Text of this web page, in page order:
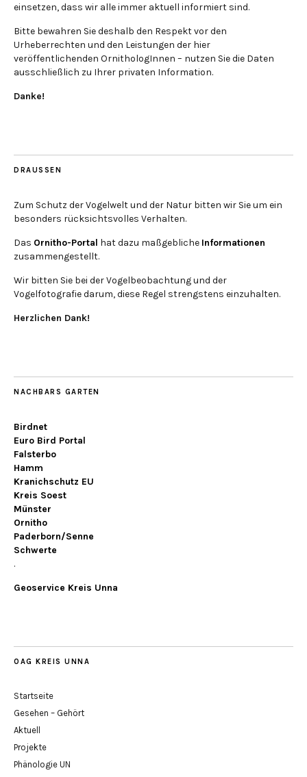
einsetzen, dass wir alle immer aktuell informiert sind.
Bitte bewahren Sie deshalb den Respekt vor den
Urheberrechten und den Leistungen der hier
veröffentlichenden OrnithologInnen – nutzen Sie die Daten
ausschließlich zu Ihrer privaten Information.
Danke!
DRAUSSEN
Zum Schutz der Vogelwelt und der Natur bitten wir Sie um ein
besonders rücksichtsvolles Verhalten.
Das Ornitho-Portal hat dazu maßgebliche Informationen
zusammengestellt.
Wir bitten Sie bei der Vogelbeobachtung und der
Vogelfotografie darum, diese Regel strengstens einzuhalten.
Herzlichen Dank!
NACHBARS GARTEN
Birdnet
Euro Bird Portal
Falsterbo
Hamm
Kranichschutz EU
Kreis Soest
Münster
Ornitho
Paderborn/Senne
Schwerte
.
Geoservice Kreis Unna
OAG KREIS UNNA
Startseite
Gesehen – Gehört
Aktuell
Projekte
Phänologie UN